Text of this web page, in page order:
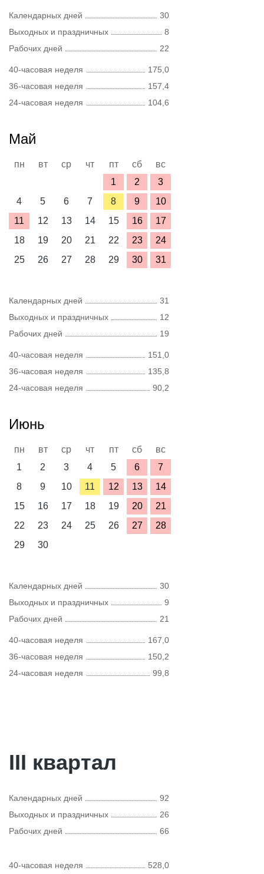
Календарных дней
30
Выходных и праздничных
8
Рабочих дней
22
40-часовая неделя
175,0
36-часовая неделя
157,4
24-часовая неделя
104,6
Май
пн вт ср чт пт сб
вс
1
2
3
4
5 6 7 8 9
10
11
12 13 14 15 16
17
18
19 20 21 22 23
24
25
26 27 28 29 30 31
Календарных дней
31
Выходных и праздничных
12
Рабочих дней
19
40-часовая неделя
151,0
36-часовая неделя
135,8
24-часовая неделя
90,2
Июнь
пн вт ср чт пт сб
вс
1
2 3 4 5 6
7
8
9 10 11 12 13
14
15
16 17 18 19 20
21
22
23 24 25 26 27
28
29
30
Календарных дней
30
Выходных и праздничных
9
Рабочих дней
21
40-часовая неделя
167,0
36-часовая неделя
150,2
24-часовая неделя
99,8
III квартал
Календарных дней
92
Выходных и праздничных
26
Рабочих дней
66
40-часовая неделя 528,0